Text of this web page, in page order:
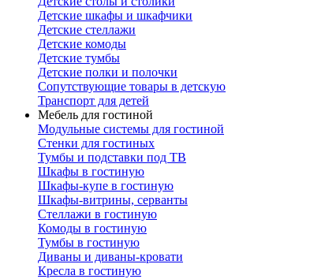
Детские шкафы и шкафчики
Детские стеллажи
Детские комоды
Детские тумбы
Детские полки и полочки
Сопутствующие товары в детскую
Транспорт для детей
Мебель для гостиной
Модульные системы для гостиной
Стенки для гостиных
Тумбы и подставки под ТВ
Шкафы в гостиную
Шкафы-купе в гостиную
Шкафы-витрины, серванты
Стеллажи в гостиную
Комоды в гостиную
Тумбы в гостиную
Диваны и диваны-кровати
Кресла в гостиную